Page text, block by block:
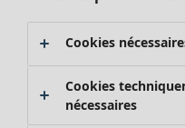
Cookies
Cookies
nécessaires